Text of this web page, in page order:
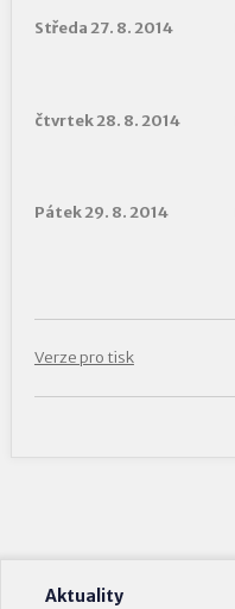
Středa 27. 8. 2014
čtvrtek 28. 8. 2014
Pátek 29. 8. 2014
Verze pro tisk
Aktuality